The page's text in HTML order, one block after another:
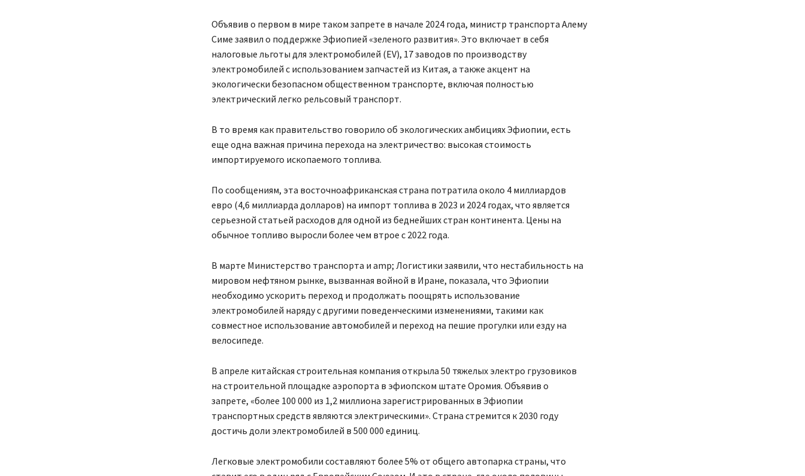
Объявив о первом в мире таком запрете в начале 2024 года, министр транспорта Алему
Симе заявил о поддержке Эфиопией «зеленого развития». Это включает в себя
налоговые льготы для электромобилей (EV), 17 заводов по производству
электромобилей с использованием запчастей из Китая, а также акцент на
экологически безопасном общественном транспорте, включая полностью
электрический легко рельсовый транспорт.
В то время как правительство говорило об экологических амбициях Эфиопии, есть
еще одна важная причина перехода на электричество: высокая стоимость
импортируемого ископаемого топлива.
По сообщениям, эта восточноафриканская страна потратила около 4 миллиардов
евро (4,6 миллиарда долларов) на импорт топлива в 2023 и 2024 годах, что является
серьезной статьей расходов для одной из беднейших стран континента. Цены на
обычное топливо выросли более чем втрое с 2022 года.
В марте Министерство транспорта и amp; Логистики заявили, что нестабильность на
мировом нефтяном рынке, вызванная войной в Иране, показала, что Эфиопии
необходимо ускорить переход и продолжать поощрять использование
электромобилей наряду с другими поведенческими изменениями, такими как
совместное использование автомобилей и переход на пешие прогулки или езду на
велосипеде.
В апреле китайская строительная компания открыла 50 тяжелых электро грузовиков
на строительной площадке аэропорта в эфиопском штате Оромия. Объявив о
запрете, «более 100 000 из 1,2 миллиона зарегистрированных в Эфиопии
транспортных средств являются электрическими». Страна стремится к 2030 году
достичь доли электромобилей в 500 000 единиц.
Легковые электромобили составляют более 5% от общего автопарка страны, что